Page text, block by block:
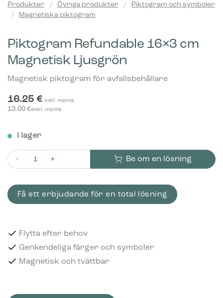
Produkter / Övriga produkter /
Piktogram och symboler
/
Magnetiska piktogram
Piktogram Refundable 16×3 cm
Magnetisk Ljusgrön
Magnetisk piktogram för avfallsbehållare
16.25 € inkl. moms
13.00 €exkl. moms
I lager
Piktogram Refundable 16x3 cm Magnetisk Ljusgrön mängd
Be om en lösning
Få ett erbjudande för en total lösning
Flytta efter behov
Genkendeliga färger och symboler
Magnetisk och tvättbar